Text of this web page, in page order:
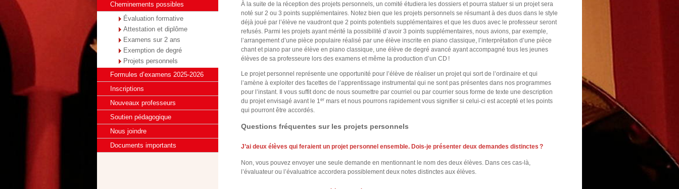
Cheminements possibles
Évaluation formative
Attestation et diplôme
Examens sur 2 ans
Exemption de degré
Projets personnels
Formules d’examens 2025-2026
Inscriptions
Nouveaux professeurs
Soutien pédagogique
Nous joindre
Documents importants
À la suite de la réception des projets personnels, un comité étudiera les dossiers et pourra statuer si un projet sera
noté sur 2 ou 3 points supplémentaires. Notez bien que les projets personnels se résumant à des duos dans le style
déjà joué par l’élève ne vaudront que 2 points potentiels supplémentaires et que les duos avec le professeur seront
refusés. Parmi les projets ayant mérité la possibilité d’avoir 3 points supplémentaires, nous avions, par exemple,
l’arrangement d’une pièce populaire réalisé par une élève inscrite en piano classique, l’interprétation d’une pièce
chant et piano par une élève en piano classique, une élève de degré avancé ayant accompagné tous les jeunes
élèves de sa professeure lors des examens et même la production d’un CD !
Le projet personnel représente une opportunité pour l’élève de réaliser un projet qui sort de l’ordinaire et qui
l’amène à exploiter des facettes de l’apprentissage instrumental qui ne sont pas présentes dans nos programmes
pour l’instant. Il vous suffit donc de nous soumettre par courriel ou par courrier sous forme de texte une description
du projet envisagé avant le 1er mars et nous pourrons rapidement vous signifier si celui-ci est accepté et les points
qui pourront être accordés.
Questions fréquentes sur les projets personnels
J’ai deux élèves qui feraient un projet personnel ensemble. Dois-je présenter deux demandes distinctes ?
Non, vous pouvez envoyer une seule demande en mentionnant le nom des deux élèves. Dans ces cas-là,
l’évaluateur ou l’évaluatrice accordera possiblement deux notes distinctes aux élèves.